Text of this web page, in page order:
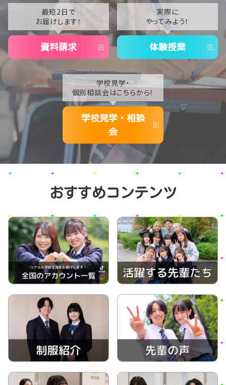
2021
2020
最短2日で
お届けします！
資料請求
実際に
やってみよう！
体験授業
学校見学・
個別相談会はこちらから！
学校見学・相談
会
おすすめコンテンツ